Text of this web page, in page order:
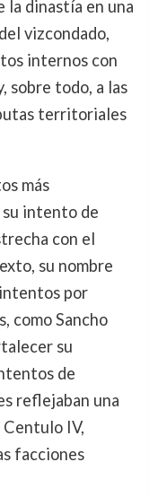
la dinastía en una
vizcondado,
internos con
sobre todo, a las
territoriales
más
su intento de
con el
su nombre
por
como Sancho
su
de
reflejaban una
IV,
facciones